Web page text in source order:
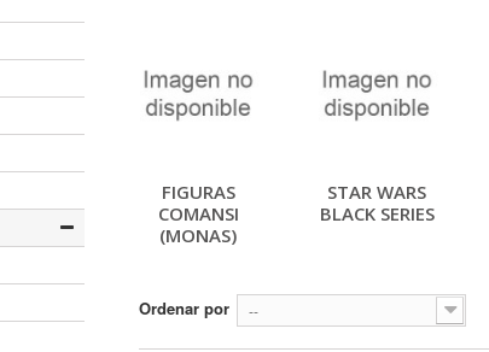
FIGURAS
COMANSI
(MONAS)
STAR WARS
BLACK SERIES
Ordenar por --